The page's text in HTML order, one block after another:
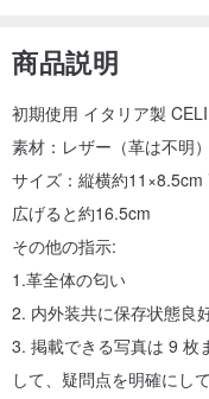
商品説明
初期使用 イタリア製
素材：レザー（革は不明）
サイズ：縦横約11×8.5cm
広げると約16.5cm
その他の指示:
1.革全体の匂い
2. 内外装共に保存状態良
3. 掲載できる写真は 9 枚
して、疑問点を明確にし